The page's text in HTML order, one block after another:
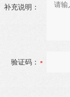
补充说明：
验证码：